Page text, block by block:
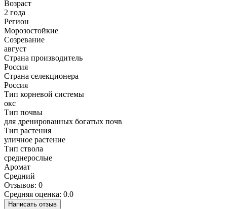
Возраст
2 года
Регион
Морозостойкие
Созревание
август
Страна производитель
Россия
Страна селекционера
Россия
Тип корневой системы
окс
Тип почвы
для дренированных богатых почв
Тип растения
уличное растение
Тип ствола
среднерослые
Аромат
Средний
Отзывов: 0
Средняя оценка: 0.0
Написать отзыв